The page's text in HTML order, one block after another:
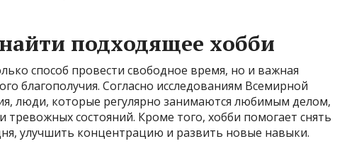
подходящее хобби
способ провести свободное время, но и важная
благополучия. Согласно исследованиям Всемирной
люди, которые регулярно занимаются любимым делом,
тревожных состояний. Кроме того, хобби помогает снять
улучшить концентрацию и развить новые навыки.